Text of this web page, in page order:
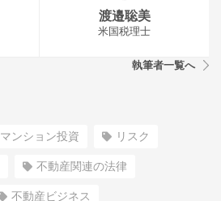
渡邉聡美
米国税理士
執筆者一覧へ
マンション投資 リスク
不動産関連の法律
不動産ビジネス